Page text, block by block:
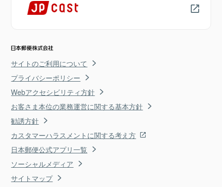
サイトのご利用について
プライバシーポリシー
Webアクセシビリティ方針
お客さま本位の業務運営に関する基本方針
勧誘方針
カスタマーハラスメントに関する考え方
日本郵便公式アプリ一覧
ソーシャルメディア
サイトマップ